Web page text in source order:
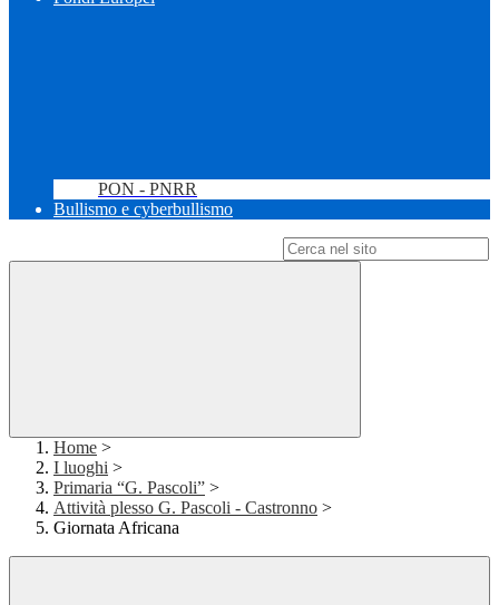
PON - PNRR
Bullismo e cyberbullismo
Home >
I luoghi >
Primaria “G. Pascoli” >
Attività plesso G. Pascoli - Castronno >
Giornata Africana